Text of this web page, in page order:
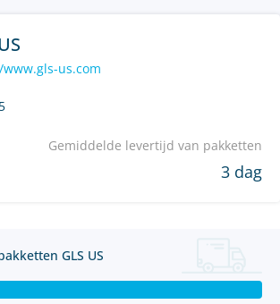
us.com
Gemiddelde levertijd van pakketten
3 dag
GLS US